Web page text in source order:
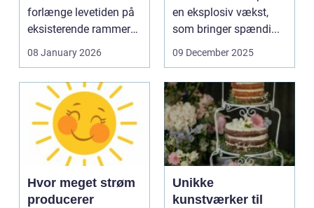
forlænge levetiden på
eksisterende rammer
og glas med ...
08 January 2026
en eksplosiv vækst,
som bringer spændi...
09 December 2025
Hvor meget strøm
producerer
Unikke
kunstværker til